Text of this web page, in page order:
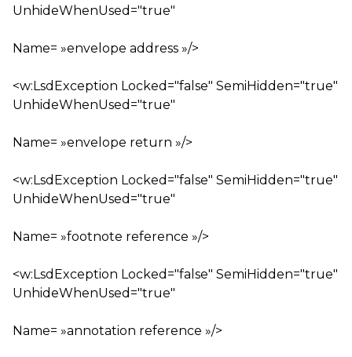
UnhideWhenUsed="true"
Name= »envelope address »/>
<w:LsdException Locked="false" SemiHidden="true"
UnhideWhenUsed="true"
Name= »envelope return »/>
<w:LsdException Locked="false" SemiHidden="true"
UnhideWhenUsed="true"
Name= »footnote reference »/>
<w:LsdException Locked="false" SemiHidden="true"
UnhideWhenUsed="true"
Name= »annotation reference »/>